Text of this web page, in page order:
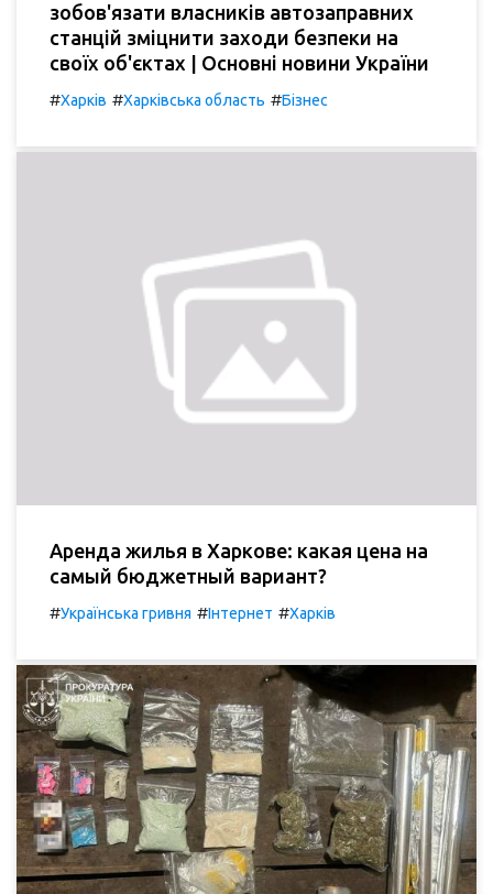
зобов'язати власників автозаправних
станцій зміцнити заходи безпеки на
своїх об'єктах | Основні новини України
#Харків #Харківська область #Бізнес
Аренда жилья в Харкове: какая цена на
самый бюджетный вариант?
#Українська гривня #Інтернет #Харків